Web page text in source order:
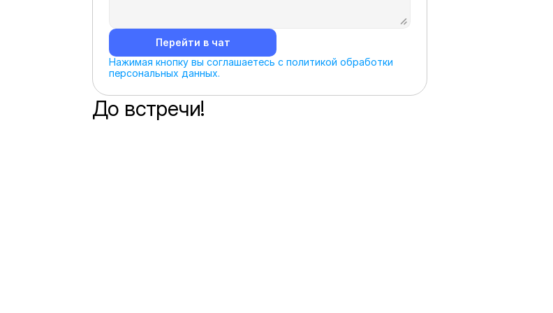
Перейти в чат
Нажимая кнопку вы соглашаетесь с политикой обработки
персональных данных.
До встречи!